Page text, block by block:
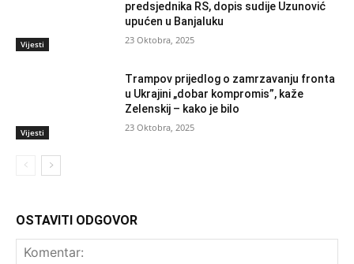
Vijesti
predsjednika RS, dopis sudije Uzunović
upućen u Banjaluku
23 Oktobra, 2025
Vijesti
Trampov prijedlog o zamrzavanju fronta
u Ukrajini „dobar kompromis”, kaže
Zelenskij – kako je bilo
23 Oktobra, 2025
OSTAVITI ODGOVOR